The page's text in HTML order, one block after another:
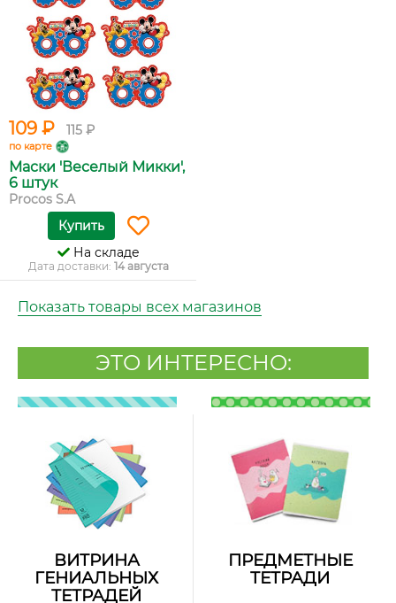
109 ₽ 115 ₽
по карте
Маски 'Веселый Микки',
6 штук
Procos S.A
Купить
На складе
Дата доставки: 14 августа
Показать товары всех магазинов
ЭТО ИНТЕРЕСНО:
ВИТРИНА
ГЕНИАЛЬНЫХ
ТЕТРАДЕЙ
ПРЕДМЕТНЫЕ
ТЕТРАДИ